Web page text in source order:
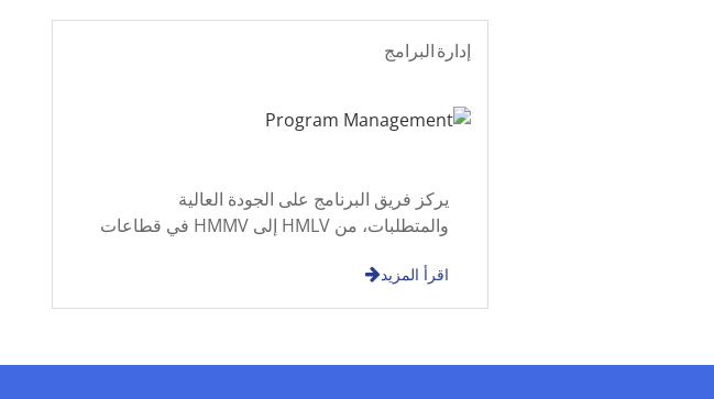
إدارة البرامج
يركز فريق البرنامج على الجودة العالية
والمتطلبات، من HMLV إلى HMMV في قطاعات
مشاريعنا إلى 'إدارة سيغما الستة سيغما'
اقرأ المزيد